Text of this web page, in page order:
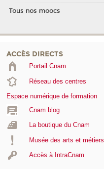
Tous nos moocs
ACCÈS DIRECTS
Portail Cnam
Réseau des centres
Espace numérique de formation
Cnam blog
La boutique du Cnam
Musée des arts et métiers
Accès à IntraCnam